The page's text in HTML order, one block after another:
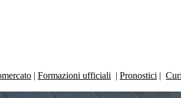
| Formazioni ufficiali | Pronostici |